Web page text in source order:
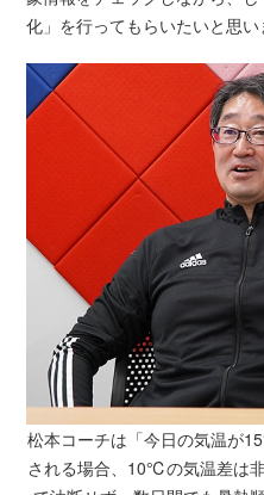
化」を行ってもらいたいと思い
松本コーチは「今日の気温が
される場合、10℃の気温差は非